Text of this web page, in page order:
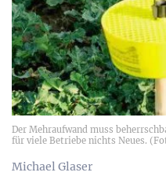
Der Mehraufwand muss
für viele Betriebe nichts Neues.
Michael Glaser